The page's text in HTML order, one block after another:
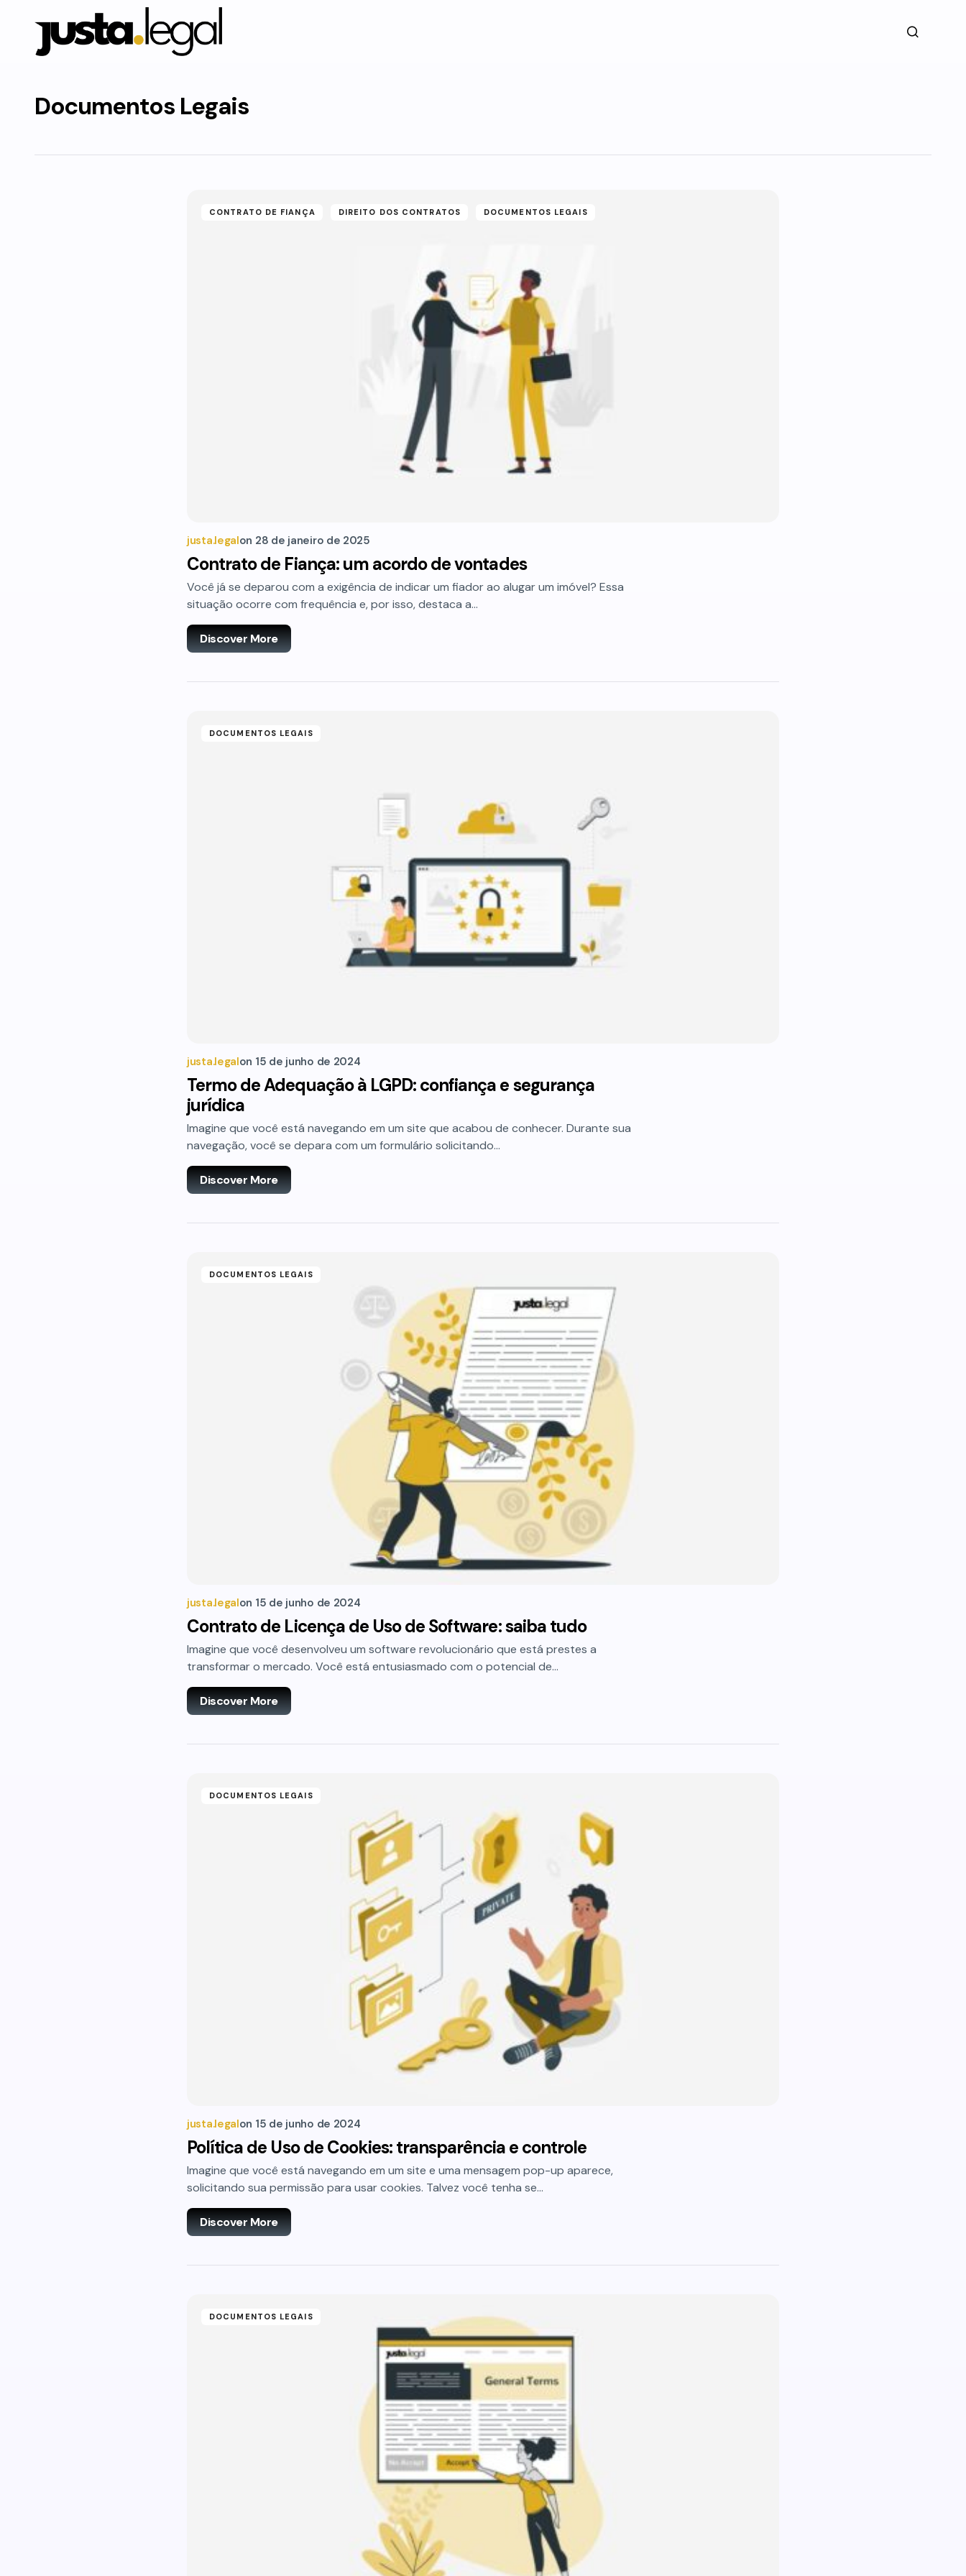
Documentos Legais
CONTRATO DE FIANÇA DIREITO DOS CONTRATOS DOCUMENTOS LEGAIS
justa.legalon 28 de janeiro de 2025
Contrato de Fiança: um acordo de vontades
Você já se deparou com a exigência de indicar um fiador ao alugar um imóvel? Essa
situação ocorre com frequência e, por isso, destaca a…
Discover More
DOCUMENTOS LEGAIS
justa.legalon 15 de junho de 2024
Termo de Adequação à LGPD: confiança e segurança
jurídica
Imagine que você está navegando em um site que acabou de conhecer. Durante sua
navegação, você se depara com um formulário solicitando…
Discover More
DOCUMENTOS LEGAIS
justa.legalon 15 de junho de 2024
Contrato de Licença de Uso de Software: saiba tudo
Imagine que você desenvolveu um software revolucionário que está prestes a
transformar o mercado. Você está entusiasmado com o potencial de…
Discover More
DOCUMENTOS LEGAIS
justa.legalon 15 de junho de 2024
Política de Uso de Cookies: transparência e controle
Imagine que você está navegando em um site e uma mensagem pop-up aparece,
solicitando sua permissão para usar cookies. Talvez você tenha se…
Discover More
DOCUMENTOS LEGAIS